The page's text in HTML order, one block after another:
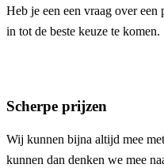
Heb je een een vraag over
in tot de beste keuze te komen.
Scherpe prijzen
Wij kunnen bijna altijd mee
kunnen dan denken we mee